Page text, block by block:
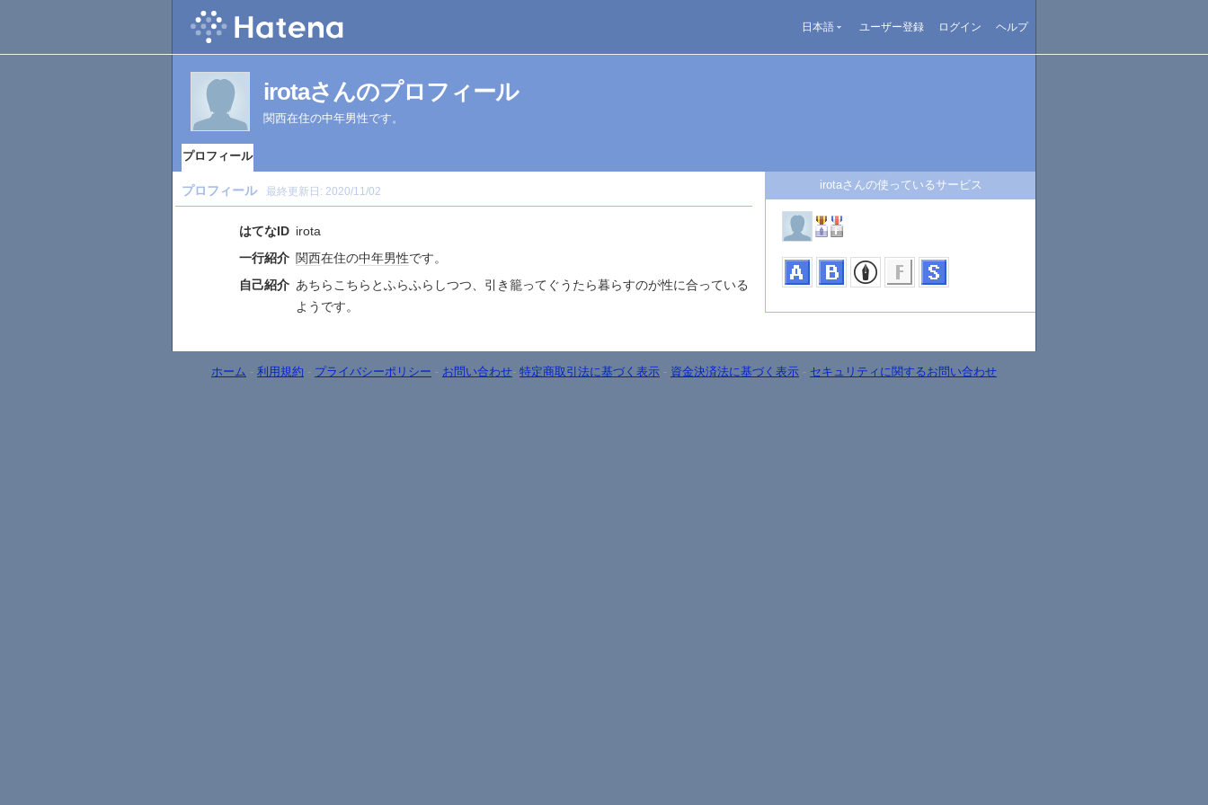
日本語 ユーザー登録 ログイン ヘルプ
irotaさんのプロフィール
関西在住の中年男性です。
プロフィール
プロフィール 最終更新日: 2020/11/02
はてなID irota
一行紹介 関西在住の中年男性です。
自己紹介 あちらこちらとふらふらしつつ、引き籠ってぐうたら暮らすのが性に合っている
ようです。
irotaさんの使っているサービス
ホーム - 利用規約 - プライバシーポリシー - お問い合わせ- 特定商取引法に基づく表示 - 資金決済法に基づく表示 - セキュリティに関するお問い合わせ